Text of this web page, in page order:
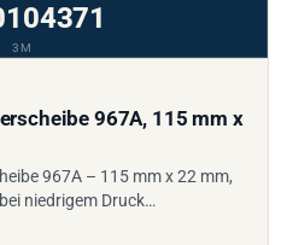
3M
967A, 115 mm x
967A – 115 mm x 22 mm,
niedrigem Druck…